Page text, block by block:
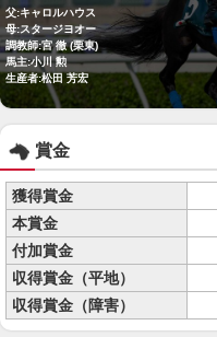
父:キャロルハウス
母:スタージヨオー
調教師:宮 徹 (栗東)
馬主:小川 勲
生産者:松田 芳宏
賞金
獲得賞金
本賞金
付加賞金
収得賞金（平地）
収得賞金（障害）